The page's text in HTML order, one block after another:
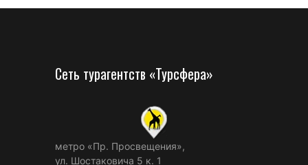
Сеть турагентств «Турсфера»
метро «Пр. Просвещения»,
ул. Шостаковича 5 к. 1